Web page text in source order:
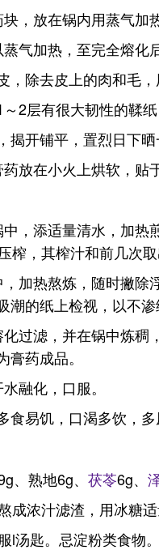
块，放在锅内用蒸气
蒸气加热，至完全熔
除去皮上的肉和毛
2层有很大韧性的鞣
开铺平，置烈日下
药放在小火上烘软，贴
中，添适量清水，加热
榨，其榨汁和前几次
，加热熬炼，随时撇
潮的纸上检视，以不
化过滤，并在锅中炼
药成品。
融化，口服。
食易饥，口渴多饮，
、熟地6g、 茯苓6g、
成浓汁滤渣，用冰糖
l汤匙。忌淀粉类食物